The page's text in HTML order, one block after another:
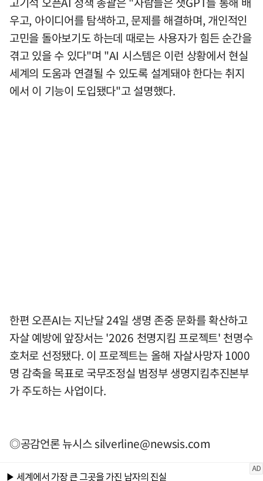
우고, 아이디어를 탐색하고, 문제를 해결하며, 개인적인
고민을 돌아보기도 하는데 때로는 사용자가 힘든 순간을
겪고 있을 수 있다"며 "AI 시스템은 이런 상황에서 현실
세계의 도움과 연결될 수 있도록 설계돼야 한다는 취지
에서 이 기능이 도입됐다"고 설명했다.
한편 오픈AI는 지난달 24일 생명 존중 문화를 확산하고
자살 예방에 앞장서는 '2026 천명지킴 프로젝트' 천명수
호처로 선정됐다. 이 프로젝트는 올해 자살사망자 1000
명 감축을 목표로 국무조정실 범정부 생명지킴추진본부
가 주도하는 사업이다.
◎공감언론 뉴시스silverline@newsis.com